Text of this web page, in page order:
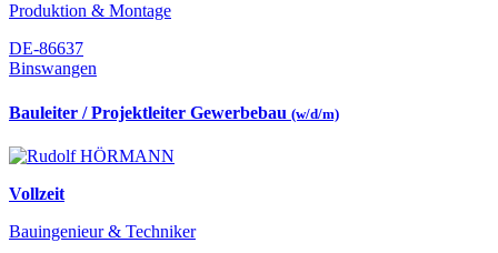
Produktion & Montage
DE-86637
Binswangen
Bauleiter / Projektleiter Gewerbebau (w/d/m)
Vollzeit
Bauingenieur & Techniker